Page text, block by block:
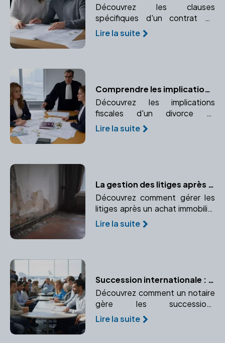
Découvrez les clauses
spécifiques d'un contrat de
mariage et pourquoi faire appel
à un notaire est indispensable.
Lire la suite
Comprendre les implications fiscales d'un divorce avec l'aide d'un notaire
Découvrez les implications
fiscales d'un divorce et
comment un notaire peut vous
aider à naviguer dans ce
Lire la suite
La gestion des litiges après l'achat immobilier : le rôle du notaire
Découvrez comment gérer les
litiges après un achat immobilier
et le rôle crucial du notaire dans
la résolution de ces conflits.
Lire la suite
Succession internationale : les spécificités à connaître
Découvrez comment un notaire
gère les successions
internationales et pourquoi son
expertise est essentielle.
Lire la suite